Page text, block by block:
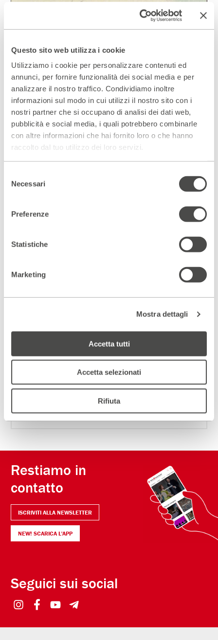
Questo sito web utilizza i cookie
Utilizziamo i cookie per personalizzare contenuti ed
annunci, per fornire funzionalità dei social media e per
analizzare il nostro traffico. Condividiamo inoltre
informazioni sul modo in cui utilizzi il nostro sito con i
nostri partner che si occupano di analisi dei dati web,
pubblicità e social media, i quali potrebbero combinarle
con altre informazioni che hai fornito loro o che hanno
raccolto dal tuo utilizzo dei loro servizi.
delNecessari
Preferenze
Statistiche
Marketing
Mostra dettagli
Accetta tutti
Accetta selezionati
Rifiuta
L'orso polare dal naso nero
Data da definire.
Approfondisci
quattro giorni di eventi
dedicati alla cultura del
ACCEDI AL VIRTUAL TOUR
Scopri un luogo unico
ISCRIVITI ALLA NEWSLETTER
Restiamo in
contatto
ISCRIVITI ALLA NEWSLETTER
NEW! SCARICA L'APP
Seguici sui social